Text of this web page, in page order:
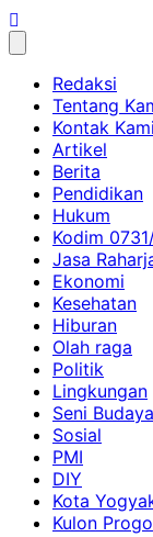
Skip
to
Redaksi
Tentang
Kontak Kami
Artikel
Berita
Pendidikan
Hukum
Kodim
Jasa
Ekonomi
Kesehatan
Hiburan
Olah raga
Politik
Lingkungan
Seni Budaya
Sosial
PMI
DIY
Kota
Kulon Progo